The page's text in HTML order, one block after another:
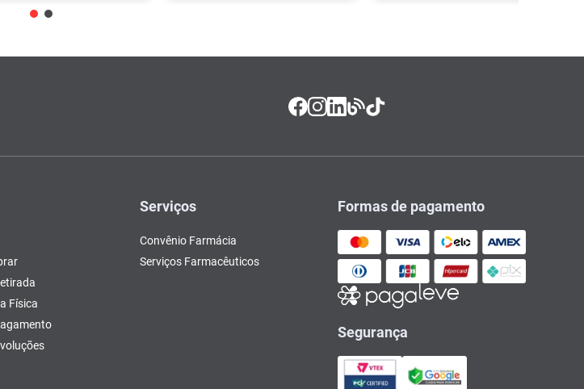
Física
Serviços
Convênio Farmácia
Serviços Farmacêuticos
Formas de pagamento
Segurança